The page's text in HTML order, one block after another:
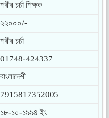
শরীর চর্চা শিক্ষক
২২০০০/-
শরীর চর্চা
01748-424337
বাংলাদেশী
7915817352005
১৮-১০-১৯৯৪ ইং